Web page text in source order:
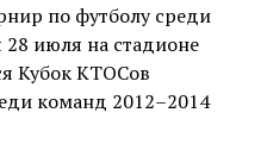
по футболу среди
28 июля на стадионе
Кубок КТОСов
команд 2012–2014